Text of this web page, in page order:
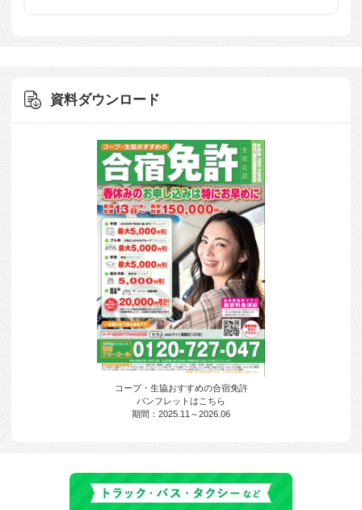
資料ダウンロード
コープ・生協おすすめの合宿免許
パンフレットはこちら
期間：2025.11～2026.06